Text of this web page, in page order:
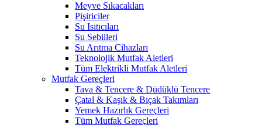
Meyve Sıkacakları
Pişiriciler
Su Isıtıcıları
Su Sebilleri
Su Arıtma Cihazları
Teknolojik Mutfak Aletleri
Tüm Elektrikli Mutfak Aletleri
Mutfak Gereçleri
Tava & Tencere & Düdüklü Tencere
Çatal & Kaşık & Bıçak Takımları
Yemek Hazırlık Gereçleri
Tüm Mutfak Gereçleri